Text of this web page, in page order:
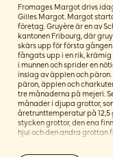
Fromages Margot drivs
Gilles Margot. Margot
företag. Gruyère är en av
kantonen Fribourg, där
skärs upp för första
fångats upp i en rik,
i munnen och sprider en
inslag av äpplen och
päron, äpplen och
tre månaderna på mejeri.
månader i djupa grottor,
åretrunttemperatur på
stycken grottor, den ena
hjul och den andra grottan